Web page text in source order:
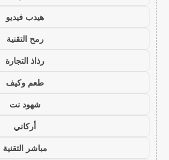
هيدب فيديو
رمح التقنية
رذاذ التجارة
طعم وكيف
شهود نت
أركاني
مباشر التقنية